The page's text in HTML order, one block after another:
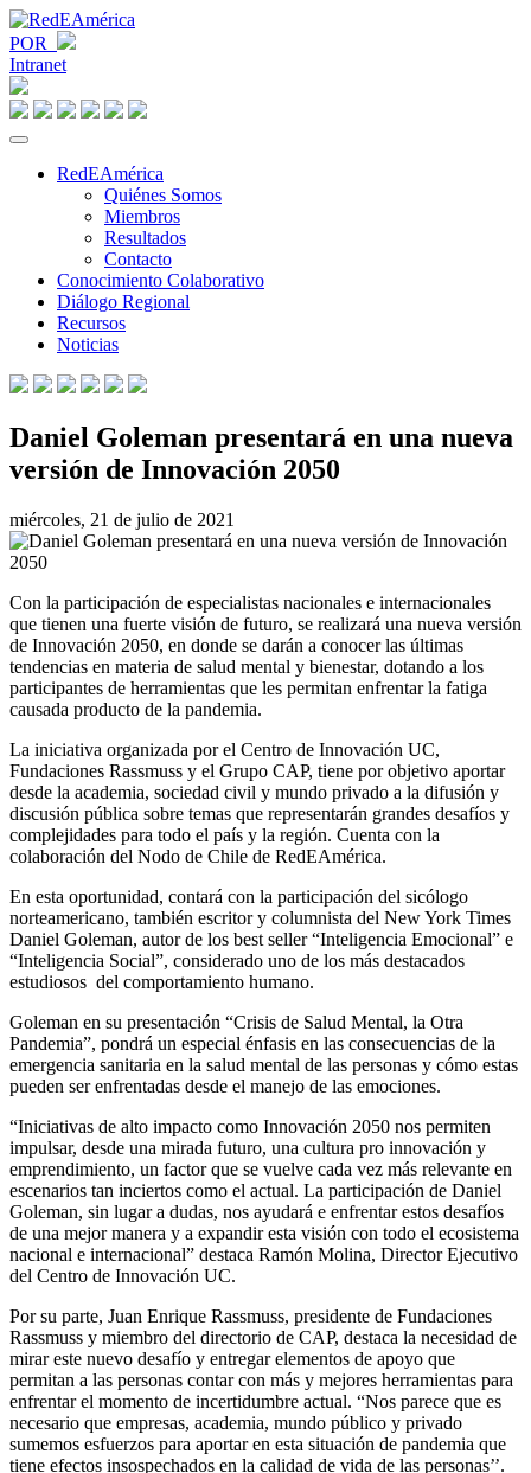
POR
Intranet
RedEAmérica
Quiénes Somos
Miembros
Resultados
Contacto
Conocimiento Colaborativo
Diálogo Regional
Recursos
Noticias
Daniel Goleman presentará en una nueva
versión de Innovación 2050
miércoles, 21 de julio de 2021
Con la participación de especialistas nacionales e internacionales
que tienen una fuerte visión de futuro, se realizará una nueva versión
de Innovación 2050, en donde se darán a conocer las últimas
tendencias en materia de salud mental y bienestar, dotando a los
participantes de herramientas que les permitan enfrentar la fatiga
causada producto de la pandemia.
La iniciativa organizada por el Centro de Innovación UC,
Fundaciones Rassmuss y el Grupo CAP, tiene por objetivo aportar
desde la academia, sociedad civil y mundo privado a la difusión y
discusión pública sobre temas que representarán grandes desafíos y
complejidades para todo el país y la región. Cuenta con la
colaboración del Nodo de Chile de RedEAmérica.
En esta oportunidad, contará con la participación del sicólogo
norteamericano, también escritor y columnista del New York Times
Daniel Goleman, autor de los best seller “Inteligencia Emocional” e
“Inteligencia Social”, considerado uno de los más destacados
estudiosos del comportamiento humano.
Goleman en su presentación “Crisis de Salud Mental, la Otra
Pandemia”, pondrá un especial énfasis en las consecuencias de la
emergencia sanitaria en la salud mental de las personas y cómo estas
pueden ser enfrentadas desde el manejo de las emociones.
“Iniciativas de alto impacto como Innovación 2050 nos permiten
impulsar, desde una mirada futuro, una cultura pro innovación y
emprendimiento, un factor que se vuelve cada vez más relevante en
escenarios tan inciertos como el actual. La participación de Daniel
Goleman, sin lugar a dudas, nos ayudará e enfrentar estos desafíos
de una mejor manera y a expandir esta visión con todo el ecosistema
nacional e internacional” destaca Ramón Molina, Director Ejecutivo
del Centro de Innovación UC.
Por su parte, Juan Enrique Rassmuss, presidente de Fundaciones
Rassmuss y miembro del directorio de CAP, destaca la necesidad de
mirar este nuevo desafío y entregar elementos de apoyo que
permitan a las personas contar con más y mejores herramientas para
enfrentar el momento de incertidumbre actual. “Nos parece que es
necesario que empresas, academia, mundo público y privado
sumemos esfuerzos para aportar en esta situación de pandemia que
tiene efectos insospechados en la calidad de vida de las personas’’.